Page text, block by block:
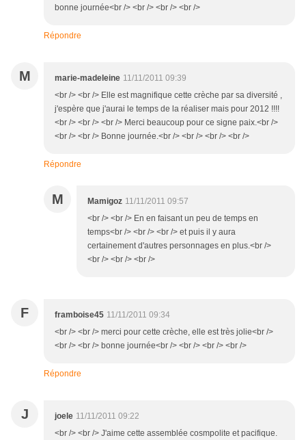
bonne journée<br /> <br /> <br /> <br />
Répondre
M marie-madeleine 11/11/2011 09:39
<br /> <br /> Elle est magnifique cette crèche par sa diversité ,
j'espère que j'aurai le temps de la réaliser mais pour 2012 !!!!
<br /> <br /> <br /> Merci beaucoup pour ce signe paix.<br />
<br /> <br /> Bonne journée.<br /> <br /> <br /> <br />
Répondre
M Mamigoz 11/11/2011 09:57
<br /> <br /> En en faisant un peu de temps en
temps<br /> <br /> <br /> et puis il y aura
certainement d'autres personnages en plus.<br />
<br /> <br /> <br />
F framboise45 11/11/2011 09:34
<br /> <br /> merci pour cette crèche, elle est très jolie<br />
<br /> <br /> bonne journée<br /> <br /> <br /> <br />
Répondre
J joele 11/11/2011 09:22
<br /> <br /> J'aime cette assemblée cosmpolite et pacifique.